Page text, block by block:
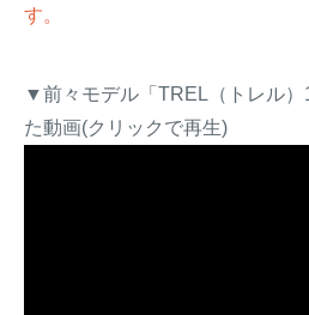
す。
▼前々モデル「TREL（トレル）
た動画(クリックで再生)